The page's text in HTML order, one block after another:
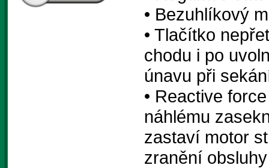
• Bezuhlíkový
• Tlačítko
chodu i po
únavu při
• Reactive
náhlému
zastaví motor
zranění obsluhy